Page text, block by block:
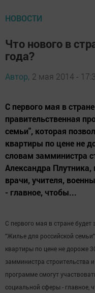
НОВОСТИ
Что нового в
года?
Автор, 2 мая 2014 -
С первого мая в
правительственная
семьи", которая
квартиры по цене не
словам замминистра
Александра Плутника,
врачи, учителя,
- главное, чтобы...
С первого мая в стране
"Жилье для российской
квартиры по цене не дороже
замминистра строительства
программе смогут
социальной сферы - главное,